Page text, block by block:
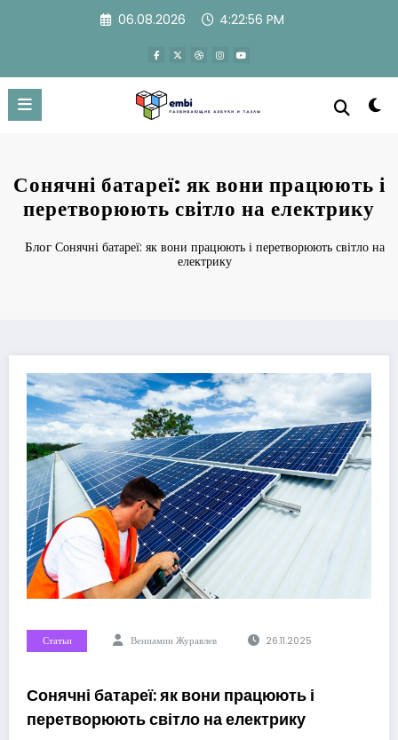
06.08.2026 4:22:57 PM
Сонячні батареї: як вони працюють і
перетворюють світло на електрику
Блог Сонячні батареї: як вони працюють і перетворюють світло на
електрику
Статьи Вениамин Журавлев 26.11.2025
Сонячні батареї: як вони працюють і
перетворюють світло на електрику